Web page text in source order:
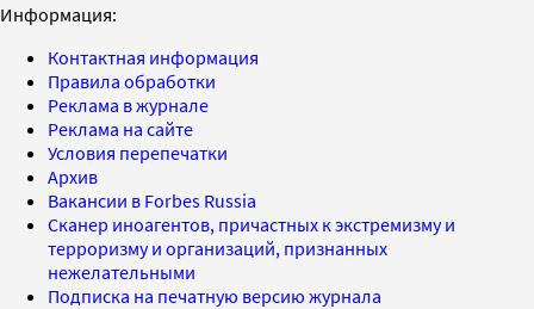
Информация:
Контактная информация
Правила обработки
Реклама в журнале
Реклама на сайте
Условия перепечатки
Архив
Вакансии в Forbes Russia
Сканер иноагентов, причастных к экстремизму и
терроризму и организаций, признанных
нежелательными
Подписка на печатную версию журнала